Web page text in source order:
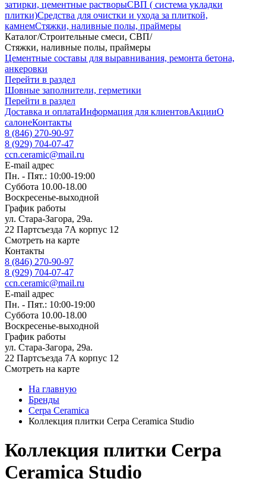
затирки, цементные растворыСВП ( система укладки
плитки)Средства для очистки и ухода за плиткой,
камнемСтяжки, наливные полы, праймеры
Каталог/Строительные смеси, СВП/
Стяжки, наливные полы, праймеры
Цементные составы для выравнивания, ремонта бетона,
анкеровки
Перейти в раздел
Шовные заполнители, герметики
Перейти в раздел
Доставка и оплатаИнформация для клиентовАкцииО
салонеКонтакты
8 (846) 270-90-97
8 (929) 704-07-47
ccn.ceramic@mail.ru
E-mail адрес
Пн. - Пят.: 10:00-19:00
Суббота 10.00-18.00
Воскресенье-выходной
График работы
ул. Стара-Загора, 29а.
22 Партсъезда 7А корпус 12
Смотреть на карте
Контакты
8 (846) 270-90-97
8 (929) 704-07-47
ccn.ceramic@mail.ru
E-mail адрес
Пн. - Пят.: 10:00-19:00
Суббота 10.00-18.00
Воскресенье-выходной
График работы
ул. Стара-Загора, 29а.
22 Партсъезда 7А корпус 12
Смотреть на карте
На главную
Бренды
Cerpa Ceramica
Коллекция плитки Cerpa Ceramica Studio
Коллекция плитки Cerpa
Ceramica Studio